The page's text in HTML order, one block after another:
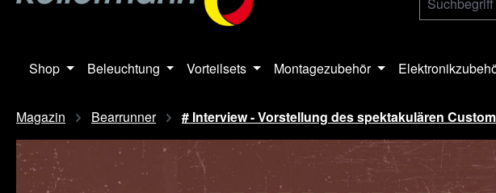
Shop Beleuchtung Vorteilsets Montagezubehör
Magazin Bearrunner # Interview - Vorstellung des spektakulären